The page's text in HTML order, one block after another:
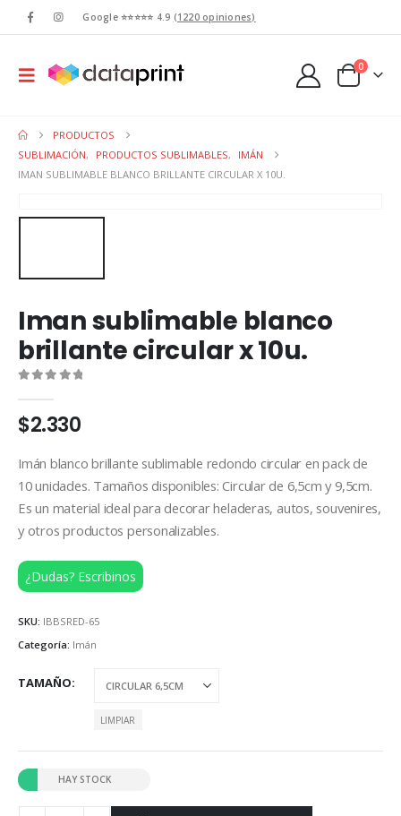
Google ⭐⭐⭐⭐⭐ 4.9 (1220 opiniones)
0
PRODUCTOS
SUBLIMACIÓN, PRODUCTOS SUBLIMABLES,
IMÁN
IMAN SUBLIMABLE BLANCO BRILLANTE CIRCULAR X 10U.
Iman sublimable blanco
brillante circular x 10u.
$2.330
Imán blanco brillante sublimable redondo circular en pack de
10 unidades. Tamaños disponibles: Circular de 6,5cm y 9,5cm.
Es un material ideal para decorar heladeras, autos, souvenires,
y otros productos personalizables.
¿Dudas? Escribinos
SKU: IBBSRED-65
Categoría: Imán
TAMAÑO
LIMPIAR
HAY STOCK